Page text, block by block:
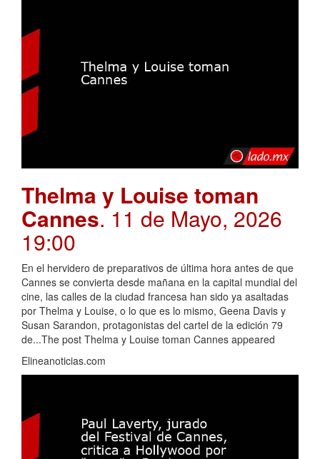
Thelma y Louise toman
Cannes. 11 de Mayo, 2026
19:00
En el hervidero de preparativos de última hora antes de que
Cannes se convierta desde mañana en la capital mundial del
cine, las calles de la ciudad francesa han sido ya asaltadas
por Thelma y Louise, o lo que es lo mismo, Geena Davis y
Susan Sarandon, protagonistas del cartel de la edición 79
de...The post Thelma y Louise toman Cannes appeared
Elineanoticias.com